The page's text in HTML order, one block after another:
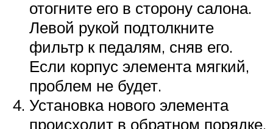
отогните его в сторону салона.
Левой рукой подтолкните
фильтр к педалям, сняв его.
Если корпус элемента мягкий,
проблем не будет.
Установка нового элемента
происходит в обратном порядке,